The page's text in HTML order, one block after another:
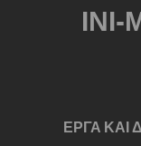
ΕΡΓΑ ΚΑΙ